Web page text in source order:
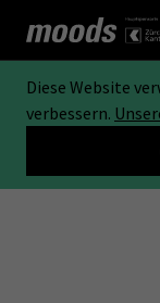
Diese Website
verbessern.